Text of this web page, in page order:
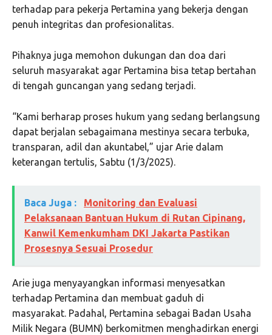
terhadap para pekerja Pertamina yang bekerja dengan
penuh integritas dan profesionalitas.
Pihaknya juga memohon dukungan dan doa dari
seluruh masyarakat agar Pertamina bisa tetap bertahan
di tengah guncangan yang sedang terjadi.
“Kami berharap proses hukum yang sedang berlangsung
dapat berjalan sebagaimana mestinya secara terbuka,
transparan, adil dan akuntabel,” ujar Arie dalam
keterangan tertulis, Sabtu (1/3/2025).
Baca Juga :
Monitoring dan Evaluasi
Pelaksanaan Bantuan Hukum di Rutan Cipinang,
Kanwil Kemenkumham DKI Jakarta Pastikan
Prosesnya Sesuai Prosedur
Arie juga menyayangkan informasi menyesatkan
terhadap Pertamina dan membuat gaduh di
masyarakat. Padahal, Pertamina sebagai Badan Usaha
Milik Negara (BUMN) berkomitmen menghadirkan energi